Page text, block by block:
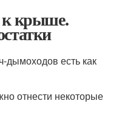
к крыше.
дымоходов есть как
отнести некоторые